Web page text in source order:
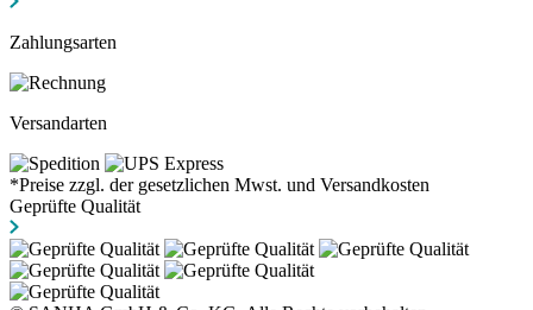
Zahlungsarten
Versandarten
*Preise zzgl. der gesetzlichen Mwst. und Versandkosten
Geprüfte Qualität